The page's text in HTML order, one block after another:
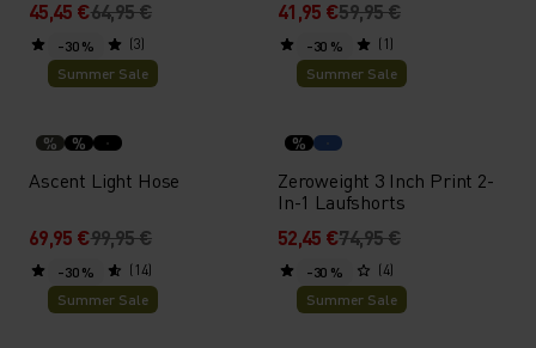
45,45 €64,95 €
(3)
41,95 €59,95 €
(1)
-30 %
Summer Sale
% %
Ascent Light Hose
69,95 €99,95 €
(14)
-30 %
Summer Sale
%
Zeroweight 3 Inch Print 2-
In-1 Laufshorts
52,45 €74,95 €
(4)
-30 %
Summer Sale
-30 %
Summer Sale